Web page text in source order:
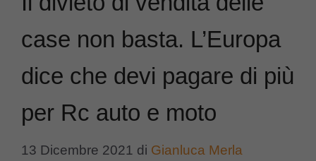
case non basta. L’Europa
dice che devi pagare di più
per Rc auto e moto
13 Dicembre 2021 di Gianluca Merla